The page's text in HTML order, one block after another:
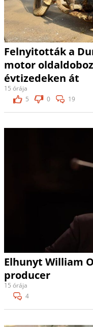
Felnyitották a
motor
évtizedeken át
15 órája
5
0 19
Elhunyt William
producer
15 órája
4